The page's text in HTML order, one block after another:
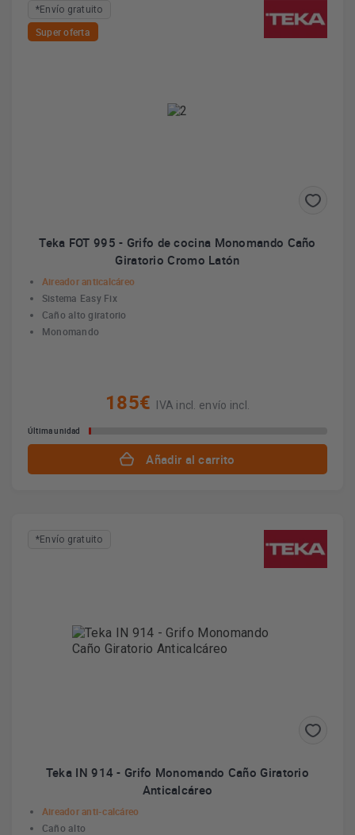
*Envío gratuito
Super oferta
Teka FOT 995 - Grifo de cocina Monomando Caño
Giratorio Cromo Latón
Aireador anticalcáreo
Sistema Easy Fix
Caño alto giratorio
Monomando
185€ IVA incl. envío incl.
Última unidad
Añadir al carrito
*Envío gratuito
Teka IN 914 - Grifo Monomando Caño Giratorio
Anticalcáreo
Aireador anti-calcáreo
Caño alto